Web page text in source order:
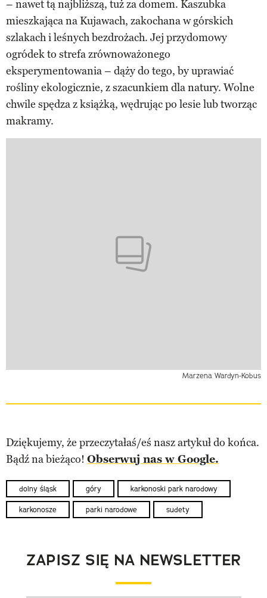
– nawet tą najbliższą, tuż za domem. Kaszubka
mieszkająca na Kujawach, zakochana w górskich
szlakach i leśnych bezdrożach. Jej przydomowy
ogródek to strefa zrównoważonego
eksperymentowania – dąży do tego, by uprawiać
rośliny ekologicznie, z szacunkiem dla natury. Wolne
chwile spędza z książką, wędrując po lesie lub tworząc
makramy.
Marzena Wardyn-Kobus
Dziękujemy, że przeczytałaś/eś nasz artykuł do końca.
Bądź na bieżąco! Obserwuj nas w Google.
dolny śląsk góry karkonoski park narodowy
karkonosze parki narodowe sudety
ZAPISZ SIĘ NA NEWSLETTER